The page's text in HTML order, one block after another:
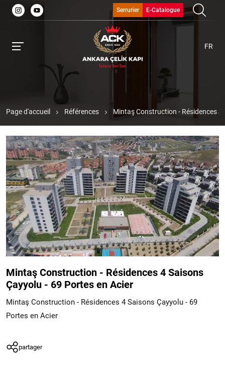
Serrurier E-Catalogue
FR
Page d'accueil Références Mintaş Construction - Résidences
Mintaş Construction - Résidences 4 Saisons
Çayyolu - 69 Portes en Acier
Mintaş Construction - Résidences 4 Saisons Çayyolu - 69
Portes en Acier
partager